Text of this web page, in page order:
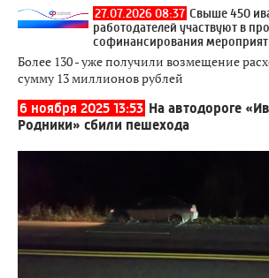
27.07.2026 08:37 Свыше 450
работодателей участвуют в
софинансирования
Более 130 - уже получили возмещение
сумму 13 миллионов рублей
6 ноября 2025 13:53 На автодороге
Родники» сбили пешехода